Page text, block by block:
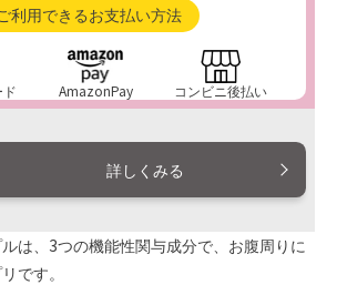
利用できるお支払い方法
AmazonPay コンビニ後払い
詳しくみる
は、3つの機能性関与成分で、お腹周りに
です。